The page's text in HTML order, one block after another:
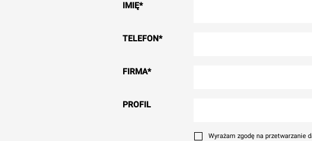
IMIĘ*
TELEFON*
FIRMA*
PROFIL
Wyrażam zgodę na przetwarzanie